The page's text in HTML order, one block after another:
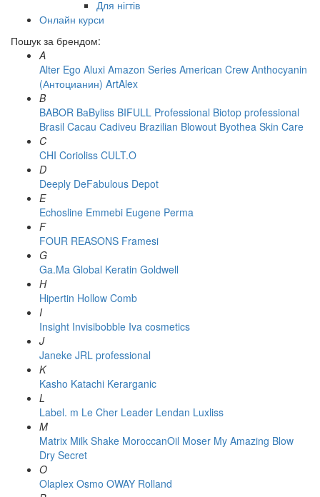
Для нігтів
Онлайн курси
Пошук за брендом:
A
Alter Ego Aluxi Amazon Series American Crew Anthocyanin
(Антоцианин) ArtAlex
B
BABOR BaByliss BIFULL Professional Biotop professional
Brasil Cacau Сadiveu Brazilian Blowout Byothea Skin Care
C
CHI Corioliss CULT.O
D
Deeply DeFabulous Depot
E
Echosline Emmebi Eugene Perma
F
FOUR REASONS Framesi
G
Ga.Ma Global Keratin Goldwell
H
Hipertin Hollow Comb
I
Insight Invisibobble Iva cosmetics
J
Janeke JRL professional
K
Kasho Katachi Kerarganic
L
Label. m Le Cher Leader Lendan Luxliss
M
Matrix Milk Shake MoroccanOil Moser My Amazing Blow
Dry Secret
O
Olaplex Osmo OWAY Rolland